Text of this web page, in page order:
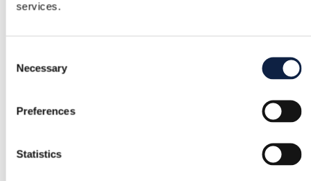
services.
Selection
Necessary
Preferences
Statistics
Marque